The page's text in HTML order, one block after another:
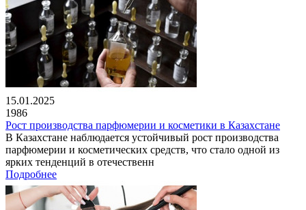
15.01.2025
1986
Рост производства парфюмерии и косметики в Казахстане
В Казахстане наблюдается устойчивый рост производства
парфюмерии и косметических средств, что стало одной из
ярких тенденций в отечественн
Подробнее